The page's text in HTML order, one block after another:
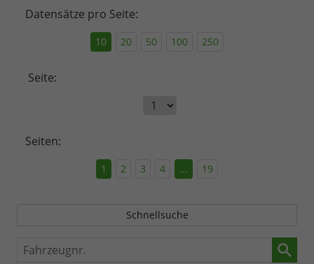
Datensätze pro Seite:
10 20 50 100 250
Seite:
Seiten:
1 2 3 4 ... 19
Schnellsuche
Fahrzeugnr.